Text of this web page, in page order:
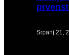
Srpanj 21,